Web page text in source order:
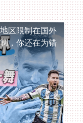
区限制在国外
看世界杯比利时 vs 埃及地区限制，你还在为错